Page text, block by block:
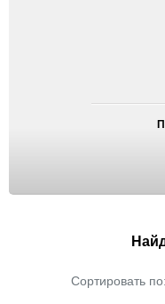
Сортировать по: